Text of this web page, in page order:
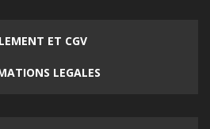
ET CGV
LEGALES